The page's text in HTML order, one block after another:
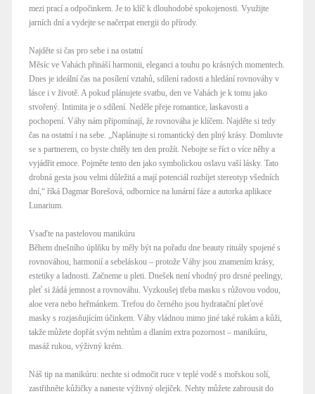
mezi prací a odpočinkem. Je to klíč k dlouhodobé spokojenosti. Využijte
jarních dní a vydejte se načerpat energii do přírody.
Najděte si čas pro sebe i na ostatní
Měsíc ve Vahách přináší harmonii, eleganci a touhu po krásných momentech.
Dnes je ideální čas na posílení vztahů, sdílení radosti a hledání rovnováhy v
lásce i v životě. A pokud plánujete svatbu, den ve Vahách je k tomu jako
stvořený. Intimita je o sdílení. Neděle přeje romantice, laskavosti a
pochopení. Váhy nám připomínají, že rovnováha je klíčem. Najděte si tedy
čas na ostatní i na sebe. „Naplánujte si romantický den plný krásy. Domluvte
se s partnerem, co byste chtěly ten den prožít. Nebojte se říct o více něhy a
vyjádřit emoce. Pojměte tento den jako symbolickou oslavu vaší lásky. Tato
drobná gesta jsou velmi důležitá a mají potenciál rozbíjet stereotyp všedních
dní,“ říká Dagmar Borešová, odbornice na lunární fáze a autorka aplikace
Lunarium.
Vsaďte na pastelovou manikúru
Během dnešního úplňku by měly být na pořadu dne beauty rituály spojené s
rovnováhou, harmonií a sebeláskou – protože Váhy jsou znamením krásy,
estetiky a ladnosti. Začneme u pleti. Dnešek není vhodný pro drsné peelingy,
pleť si žádá jemnost a rovnováhu. Vyzkoušej třeba masku s růžovou vodou,
aloe vera nebo heřmánkem. Trefou do černého jsou hydratační pleťové
masky s rozjasňujícím účinkem. Váhy vládnou mimo jiné také rukám a kůži,
takže můžete dopřát svým nehtům a dlaním extra pozornost – manikúru,
masáž rukou, výživný krém.
Náš tip na manikúru: nechte si odmočit ruce v teplé vodě s mořskou solí,
zastřihněte kůžičky a naneste výživný olejíček. Nehty můžete zabrousit do